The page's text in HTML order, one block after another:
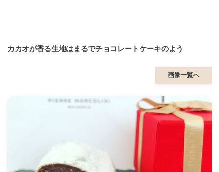
カカオが香る生地はまるでチョコレートケーキのよう
画像一覧へ